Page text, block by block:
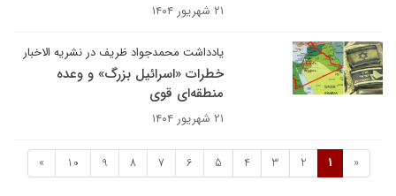
۲۱ شهریور ۱۴۰۴
یادداشت محمدجواد ظریف در نشریه الاخبار
خطرات «اسرائیل بزرگ» و وعده
منطقه‌ای قوی
۲۱ شهریور ۱۴۰۴
«
1
2
3
4
5
6
7
8
9
10
»